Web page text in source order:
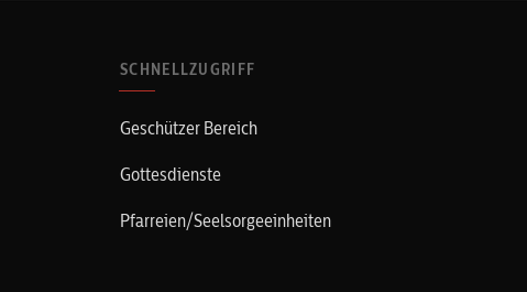
SCHNELLZUGRIFF
Geschützer Bereich
Gottesdienste
Pfarreien/Seelsorgeeinheiten